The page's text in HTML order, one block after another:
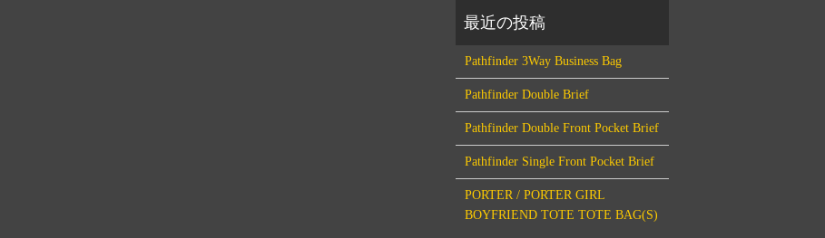
Pathfinder 3Way Business Bag
Pathfinder Double Brief
Pathfinder Double Front Pocket Brief
Pathfinder Single Front Pocket Brief
PORTER / PORTER GIRL
BOYFRIEND TOTE TOTE BAG(S)